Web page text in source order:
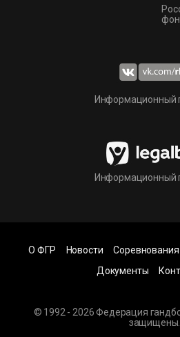
Информационный
Информационный
© 1992 - 2026 Федерация
защищены.
О ФГР Новости Соревнования
Документы